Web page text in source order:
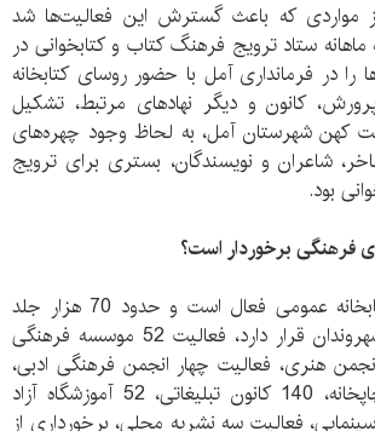
مواردی که باعث گسترش این فعالیت‌ها شد
ستاد ترویج فرهنگ کتاب و کتابخوانی در
در فرمانداری آمل با حضور روسای کتابخانه
کانون و دیگر نهادهای مرتبط، تشکیل
کهن شهرستان آمل، به لحاظ وجود چهره‌های
شاعران و نویسندگان، بستری برای ترویج
بود.
فرهنگی برخوردار است؟
در شهر آمل پنج کتابخانه عمومی فعال است و حدود 70 هزار جلد
کتاب، در دسترش شهروندان قرار دارد، فعالیت 52 موسسه فرهنگی
هنری، فعالیت چهار انجمن فرهنگی ادبی،
داشتن 148 واحد چاپخانه، 140 کانون تبلیغاتی، 52 آموزشگاه آزاد
فعالیت سه نشریه محلی، برخورداری از